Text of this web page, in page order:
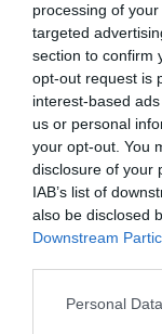
processing of
targeted
section to confirm
opt-out request is
interest-based
us or personal
your opt-out. You
disclosure of your
IAB’s list of
also be disclosed
Downstream
Personal